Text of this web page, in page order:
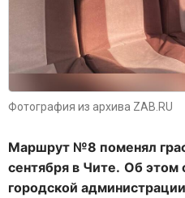
Фотография из архива ZAB.RU
Маршрут №8 поменял
сентября в Чите. Об этом
городской